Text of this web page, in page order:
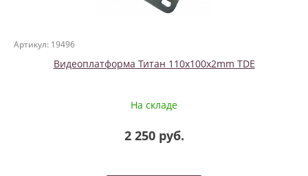
Артикул: 19496
Видеоплатформа Титан 110x100х2mm TDE
На складе
2 250 руб.